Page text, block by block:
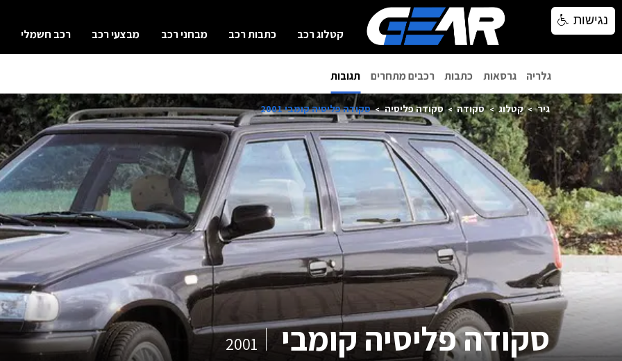
קטלוג רכב כתבות רכב מבחני רכב מבצעי רכב רכב חשמלי
גלריה גרסאות כתבות רכבים מתחרים תגובות
גיר קטלוג סקודה סקודה פליסיה סקודה פליסיה קומבי 2001
סקודה פליסיה קומבי 2001
נגישות
נגישות